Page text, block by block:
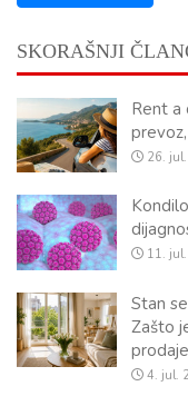
SKORAŠNJI
Rent a
26.
11.
Stan
Zašto
4. jul.